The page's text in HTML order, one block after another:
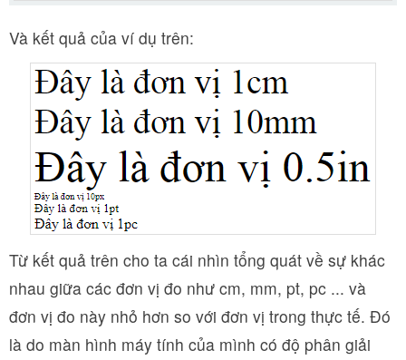
Và kết quả của ví dụ trên:
Từ kết quả trên cho ta cái nhìn tổng quát về sự khác
nhau giữa các đơn vị đo như cm, mm, pt, pc ... và
đơn vị đo này nhỏ hơn so với đơn vị trong thực tế. Đó
là do màn hình máy tính của mình có độ phân giải